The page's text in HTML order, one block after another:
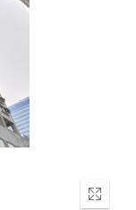
Enter